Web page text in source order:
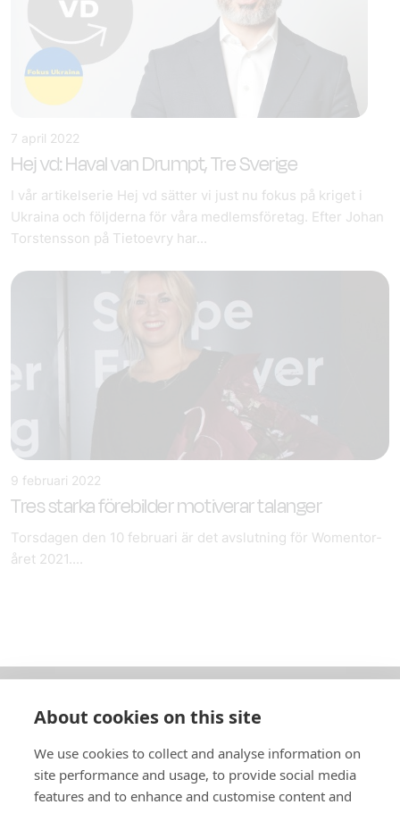
7 april 2022
Hej vd: Haval van Drumpt, Tre Sverige
I vår artikelserie Hej vd sätter vi just nu fokus på kriget i
Ukraina och följderna för våra medlemsföretag. Efter Johan
Torstensson på Tietoevry har...
9 februari 2022
Tres starka förebilder motiverar talanger
Torsdagen den 10 februari är det avslutning för Womentor-
året 2021....
In English
About cookies on this site
We use cookies to collect and analyse information on
site performance and usage, to provide social media
features and to enhance and customise content and